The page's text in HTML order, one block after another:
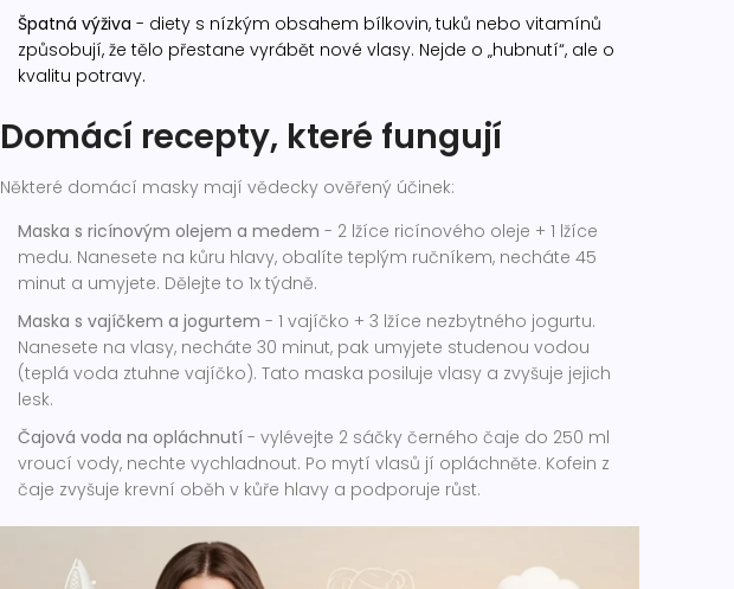
Špatná výživa - diety s nízkým obsahem bílkovin, tuků nebo vitamínů
způsobují, že tělo přestane vyrábět nové vlasy. Nejde o „hubnutí“, ale o
kvalitu potravy.
Domácí recepty, které fungují
Některé domácí masky mají vědecky ověřený účinek:
Maska s ricínovým olejem a medem - 2 lžíce ricínového oleje + 1 lžíce
medu. Nanesete na kůru hlavy, obalíte teplým ručníkem, necháte 45
minut a umyjete. Dělejte to 1x týdně.
Maska s vajíčkem a jogurtem - 1 vajíčko + 3 lžíce nezbytného jogurtu.
Nanesete na vlasy, necháte 30 minut, pak umyjete studenou vodou
(teplá voda ztuhne vajíčko). Tato maska posiluje vlasy a zvyšuje jejich
lesk.
Čajová voda na opláchnutí - vylévejte 2 sáčky černého čaje do 250 ml
vroucí vody, nechte vychladnout. Po mytí vlasů jí opláchněte. Kofein z
čaje zvyšuje krevní oběh v kůře hlavy a podporuje růst.